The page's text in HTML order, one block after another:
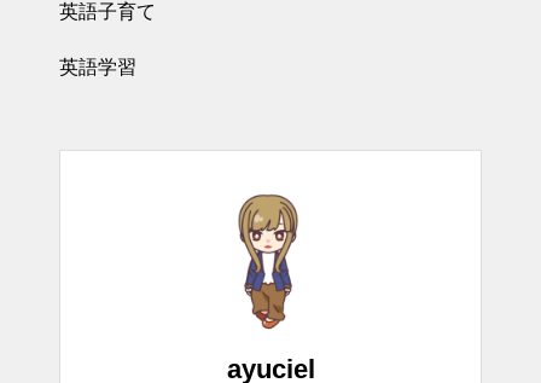
英語子育て
英語学習
ayuciel